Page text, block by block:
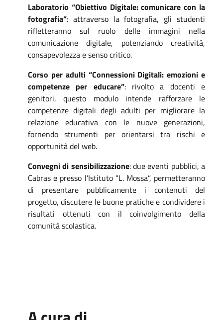
Laboratorio “Obiettivo Digitale: comunicare con la
fotografia”: attraverso la fotografia, gli studenti
rifletteranno sul ruolo delle immagini nella
comunicazione digitale, potenziando creatività,
consapevolezza e senso critico.
Corso per adulti “Connessioni Digitali: emozioni e
competenze per educare”: rivolto a docenti e
genitori, questo modulo intende rafforzare le
competenze digitali degli adulti per migliorare la
relazione educativa con le nuove generazioni,
fornendo strumenti per orientarsi tra rischi e
opportunità del web.
Convegni di sensibilizzazione: due eventi pubblici, a
Cabras e presso l’Istituto “L. Mossa”, permetteranno
di presentare pubblicamente i contenuti del
progetto, discutere le buone pratiche e condividere i
risultati ottenuti con il coinvolgimento della
comunità scolastica.